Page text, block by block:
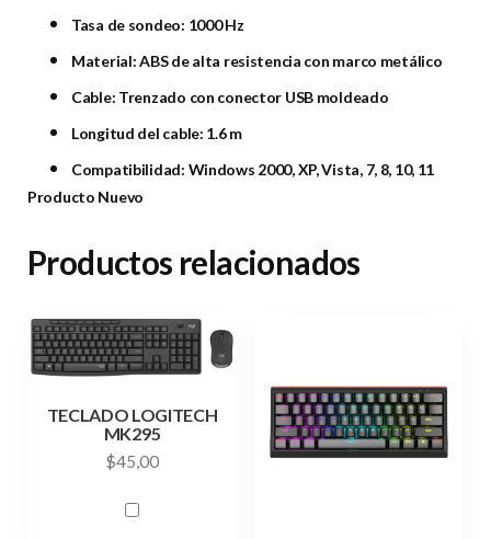
Tasa de sondeo: 1000 Hz
Material: ABS de alta resistencia con marco metálico
Cable: Trenzado con conector USB moldeado
Longitud del cable: 1.6 m
Compatibilidad: Windows 2000, XP, Vista, 7, 8, 10, 11
Producto Nuevo
Productos relacionados
TECLADO LOGITECH
MK295
$45,00